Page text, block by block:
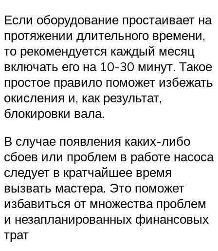
Если оборудование простаивает на
протяжении длительного времени,
то рекомендуется каждый месяц
включать его на 10-30 минут. Такое
простое правило поможет избежать
окисления и, как результат,
блокировки вала.
В случае появления каких-либо
сбоев или проблем в работе насоса
следует в кратчайшее время
вызвать мастера. Это поможет
избавиться от множества проблем
и незапланированных финансовых
трат